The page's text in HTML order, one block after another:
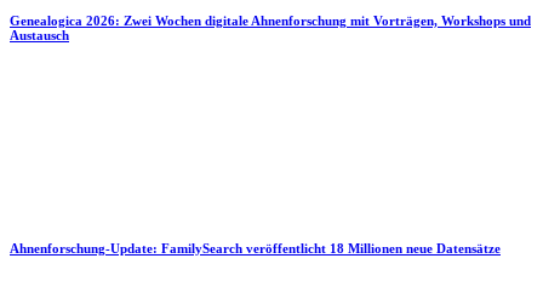
Genealogica 2026: Zwei Wochen digitale Ahnenforschung mit Vorträgen, Workshops und
Austausch
Ahnenforschung-Update: FamilySearch veröffentlicht 18 Millionen neue Datensätze